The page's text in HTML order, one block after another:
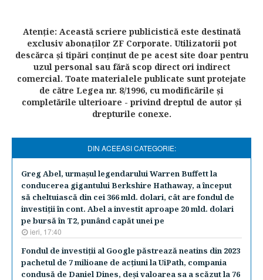
Atenţie: Această scriere publicistică este destinată
exclusiv abonaţilor ZF Corporate. Utilizatorii pot
descărca şi tipări conţinut de pe acest site doar pentru
uzul personal sau fără scop direct ori indirect
comercial. Toate materialele publicate sunt protejate
de către Legea nr. 8/1996, cu modificările şi
completările ulterioare - privind dreptul de autor şi
drepturile conexe.
DIN ACEEASI CATEGORIE:
Greg Abel, urmaşul legendarului Warren Buffett la
conducerea gigantului Berkshire Hathaway, a început
să cheltuiască din cei 366 mld. dolari, cât are fondul de
investiţii în cont. Abel a investit aproape 20 mld. dolari
pe bursă în T2, punând capăt unei pe
ieri, 17:40
Fondul de investiţii al Google păstrează neatins din 2023
pachetul de 7 milioane de acţiuni la UiPath, compania
condusă de Daniel Dines, deşi valoarea sa a scăzut la 76